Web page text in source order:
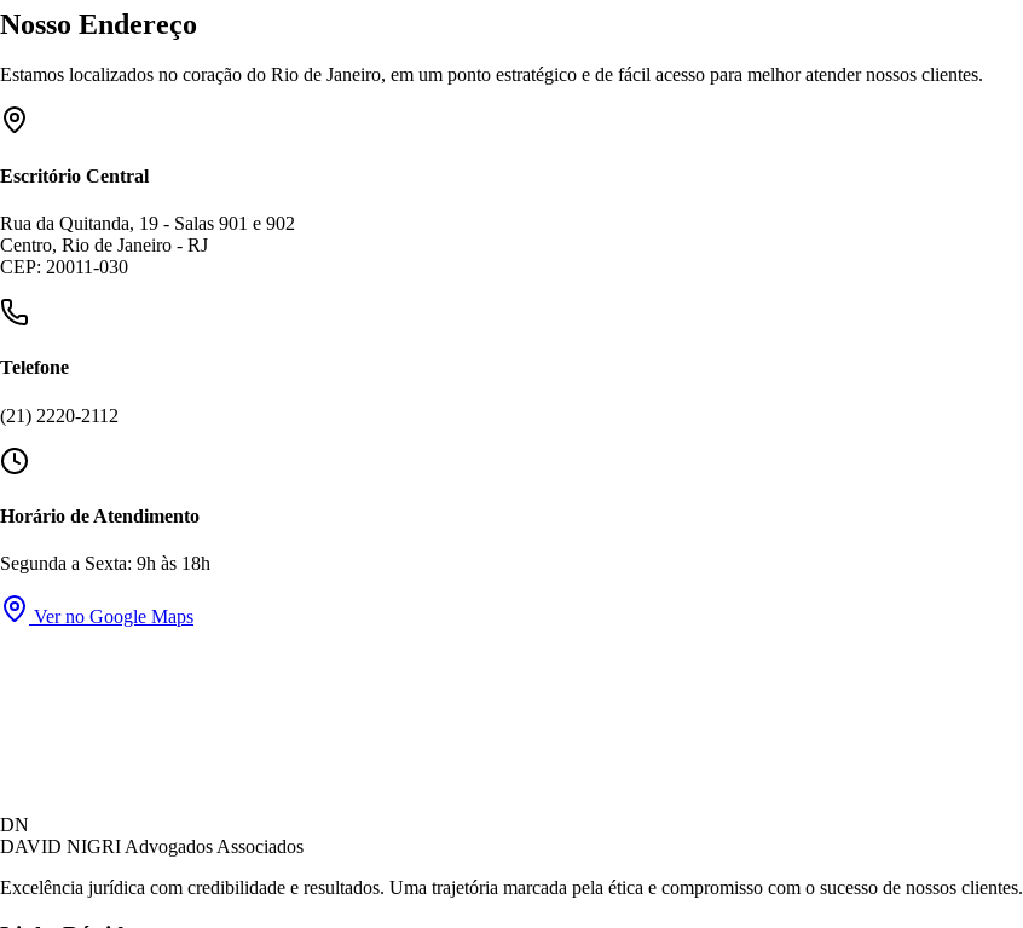
Nosso Endereço
Estamos localizados no coração do Rio de Janeiro, em um ponto estratégico e de fácil acesso para melhor atender nossos clientes.
Escritório Central
Rua da Quitanda, 19 - Salas 901 e 902
Centro, Rio de Janeiro - RJ
CEP: 20011-030
Telefone
(21) 2220-2112
Horário de Atendimento
Segunda a Sexta: 9h às 18h
Ver no Google Maps
DN
DAVID NIGRI Advogados Associados
Excelência jurídica com credibilidade e resultados. Uma trajetória marcada pela ética e compromisso com o sucesso de nossos clientes.